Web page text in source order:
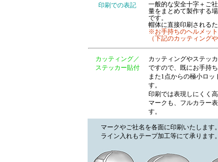
印刷での表記
一般的な安全十字＋ご
量をまとめて製作する
です。
帽体に直接印刷される
※お手持ちのヘルメッ
（下記のカッティング
カッティング／
ステッカー貼付
カッティングやステッ
ですので、既にお手持
また1点からの極小ロ
す。
印刷では表現しにくく
マークも、フルカラー
す。
マークやご社名を各面に印刷いたします
ライン入れもテープ加工等にて承ります